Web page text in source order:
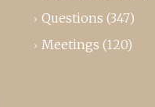
Questions (347)
Meetings (120)